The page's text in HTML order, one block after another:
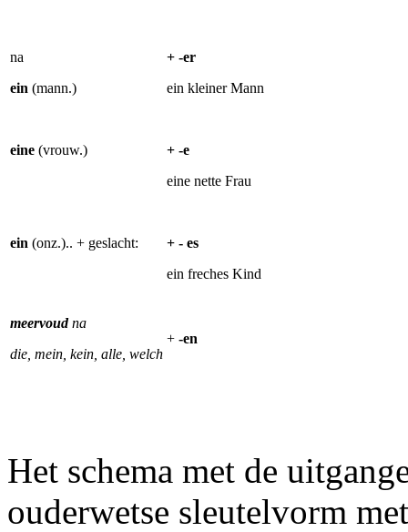
na
ein (mann.)
eine (vrouw.)
ein (onz.).. + geslacht:
+ -er
ein kleiner Mann
+ -e
eine nette Frau
+ - es
ein freches Kind
meervoudna
die, mein, kein, alle, welch
+ -en
Het schema met de
ouderwetse sleutelvorm